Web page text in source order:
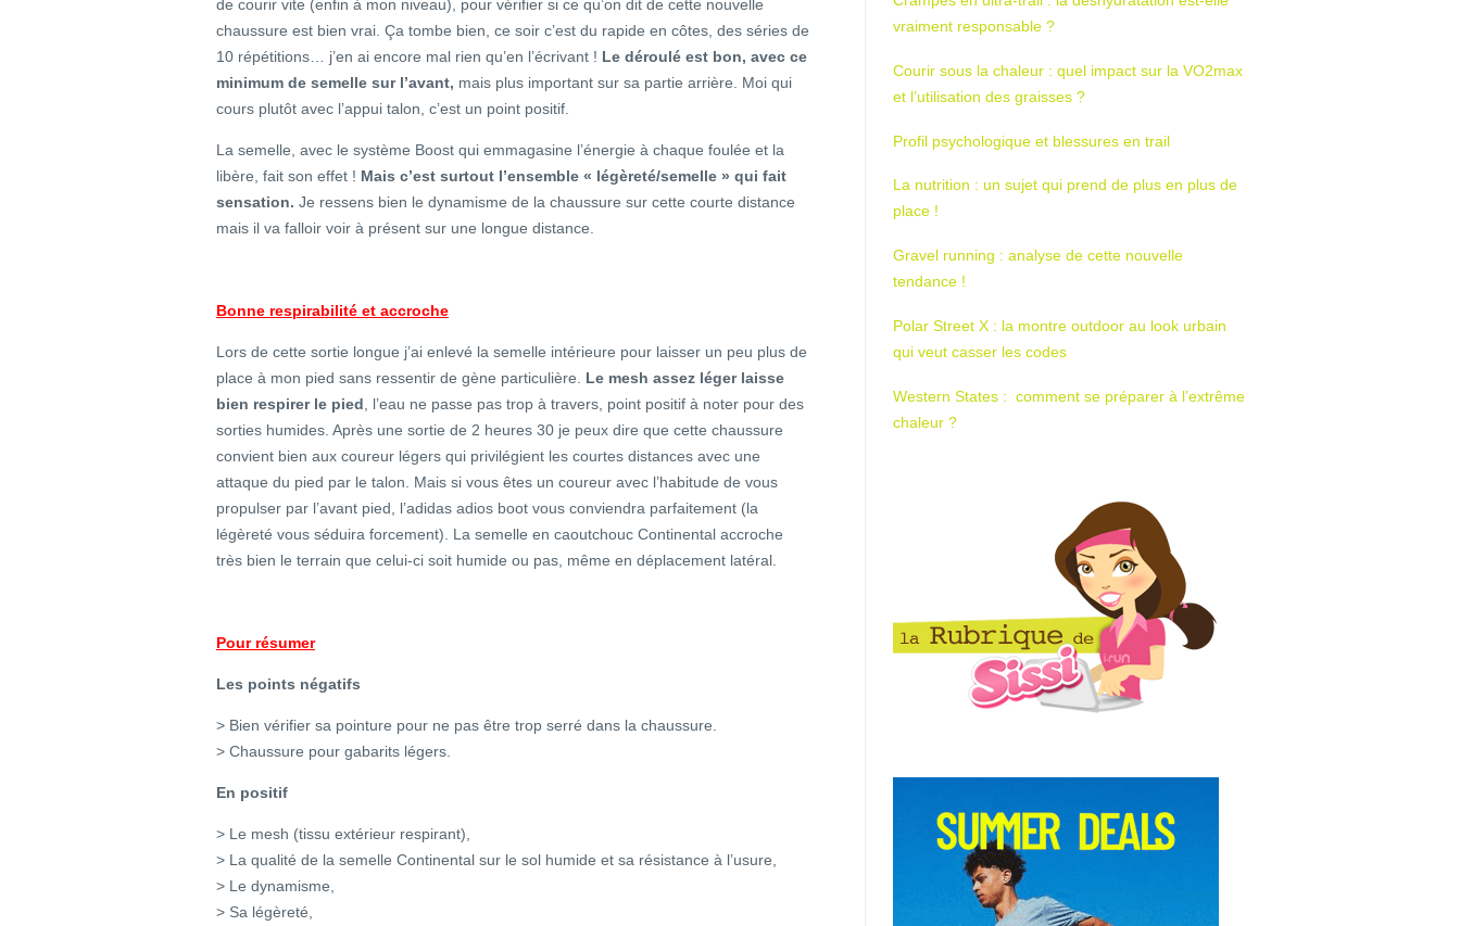
de courir vite (enfin à mon niveau), pour vérifier si ce qu’on dit de cette nouvelle
chaussure est bien vrai. Ça tombe bien, ce soir c’est du rapide en côtes, des séries de
10 répétitions… j’en ai encore mal rien qu’en l’écrivant ! Le déroulé est bon, avec ce
minimum de semelle sur l’avant, mais plus important sur sa partie arrière. Moi qui
cours plutôt avec l’appui talon, c’est un point positif.
La semelle, avec le système Boost qui emmagasine l’énergie à chaque foulée et la
libère, fait son effet ! Mais c’est surtout l’ensemble « légèreté/semelle » qui fait
sensation. Je ressens bien le dynamisme de la chaussure sur cette courte distance
mais il va falloir voir à présent sur une longue distance.
Bonne respirabilité et accroche
Lors de cette sortie longue j’ai enlevé la semelle intérieure pour laisser un peu plus de
place à mon pied sans ressentir de gène particulière. Le mesh assez léger laisse
bien respirer le pied , l’eau ne passe pas trop à travers, point positif à noter pour des
sorties humides. Après une sortie de 2 heures 30 je peux dire que cette chaussure
convient bien aux coureur légers qui privilégient les courtes distances avec une
attaque du pied par le talon. Mais si vous êtes un coureur avec l’habitude de vous
propulser par l’avant pied, l’adidas adios boot vous conviendra parfaitement (la
légèreté vous séduira forcement). La semelle en caoutchouc Continental accroche
très bien le terrain que celui-ci soit humide ou pas, même en déplacement latéral.
Pour résumer
Les points négatifs
> Bien vérifier sa pointure pour ne pas être trop serré dans la chaussure.
> Chaussure pour gabarits légers.
En positif
> Le mesh (tissu extérieur respirant),
> La qualité de la semelle Continental sur le sol humide et sa résistance à l’usure,
> Le dynamisme,
> Sa légèreté,
vraiment responsable ?
Courir sous la chaleur : quel impact sur la VO2max
et l’utilisation des graisses ?
Profil psychologique et blessures en trail
La nutrition : un sujet qui prend de plus en plus de
place !
Gravel running : analyse de cette nouvelle
tendance !
Polar Street X : la montre outdoor au look urbain
qui veut casser les codes
Western States : comment se préparer à l’extrême
chaleur ?